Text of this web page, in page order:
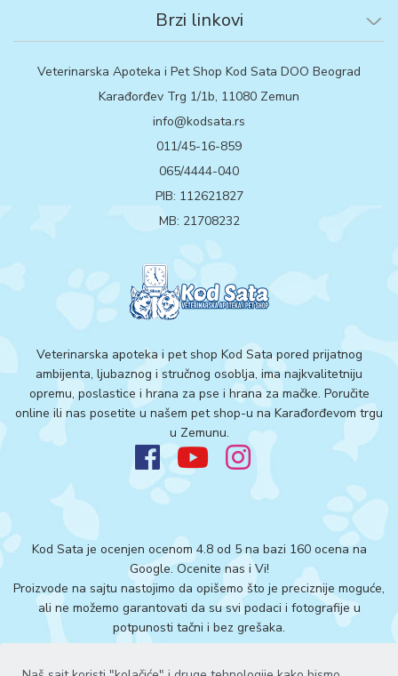
Brzi linkovi
Veterinarska Apoteka i Pet Shop Kod Sata DOO Beograd
Karađorđev Trg 1/1b, 11080 Zemun
info@kodsata.rs
011/45-16-859
065/4444-040
PIB: 112621827
MB: 21708232
Veterinarska apoteka i pet shop Kod Sata pored prijatnog
ambijenta, ljubaznog i stručnog osoblja, ima najkvalitetniju
opremu, poslastice i hrana za pse i hrana za mačke. Poručite
online ili nas posetite u našem pet shop-u na Karađorđevom trgu
u Zemunu.
Kod Sata je ocenjen ocenom 4.8 od 5 na bazi 160 ocena na
Google.Ocenite nas i Vi!
Proizvode na sajtu nastojimo da opišemo što je preciznije moguće,
ali ne možemo garantovati da su svi podaci i fotografije u
potpunosti tačni i bez grešaka.